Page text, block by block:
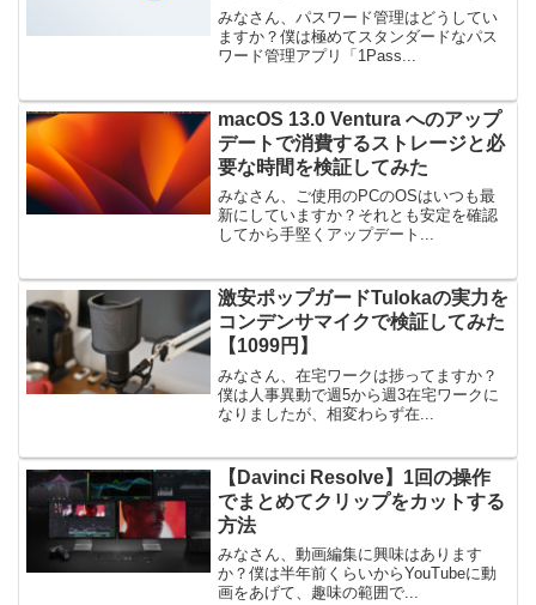
話
みなさん、パスワード管理はどうしてい
ますか？僕は極めてスタンダードなパス
ワード管理アプリ「1Pass...
macOS 13.0 Ventura へのアップ
デートで消費するストレージと必
要な時間を検証してみた
みなさん、ご使用のPCのOSはいつも最
新にしていますか？それとも安定を確認
してから手堅くアップデート...
激安ポップガードTulokaの実力を
コンデンサマイクで検証してみた
【1099円】
みなさん、在宅ワークは捗ってますか？
僕は人事異動で週5から週3在宅ワークに
なりましたが、相変わらず在...
【Davinci Resolve】1回の操作
でまとめてクリップをカットする
方法
みなさん、動画編集に興味はあります
か？僕は半年前くらいからYouTubeに動
画をあげて、趣味の範囲で...